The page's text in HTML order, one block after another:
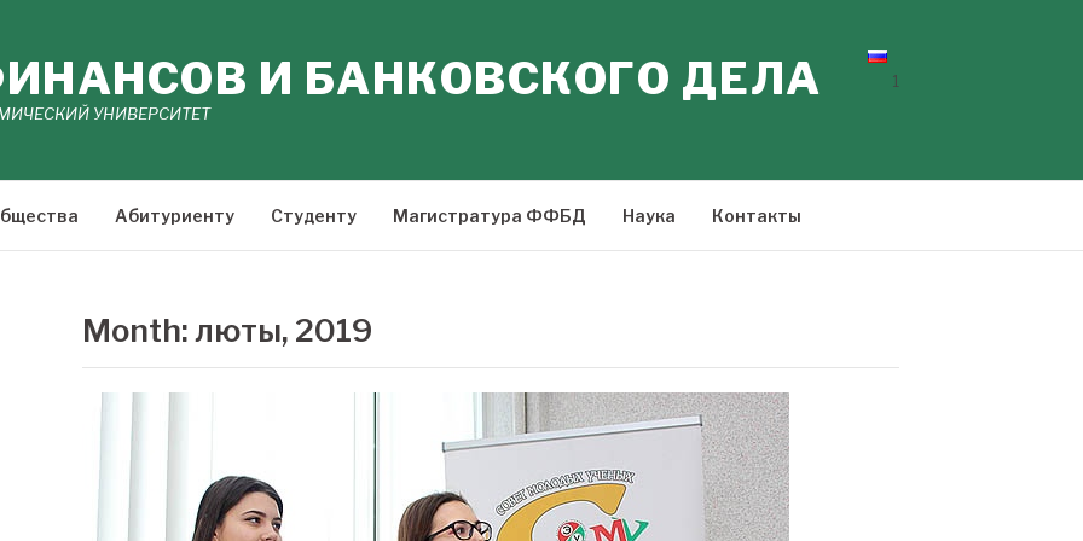
И БАНКОВСКОГО ДЕЛА
УНИВЕРСИТЕТ
1
Абитуриенту Студенту Магистратура ФФБД Наука Контакты
Month:люты, 2019